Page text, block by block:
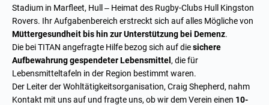
Stadium in Marfleet, Hull – Heimat des Rugby-Clubs Hull Kingston
Rovers. Ihr Aufgabenbereich erstreckt sich auf alles Mögliche von
Müttergesundheit bis hin zur Unterstützung bei Demenz.
Die bei TITAN angefragte Hilfe bezog sich auf diesichere
Aufbewahrung gespendeter Lebensmittel , die für
Lebensmitteltafeln in der Region bestimmt waren.
Der Leiter der Wohltätigkeitsorganisation, Craig Shepherd, nahm
Kontakt mit uns auf und fragte uns, ob wir dem Verein einen 10-